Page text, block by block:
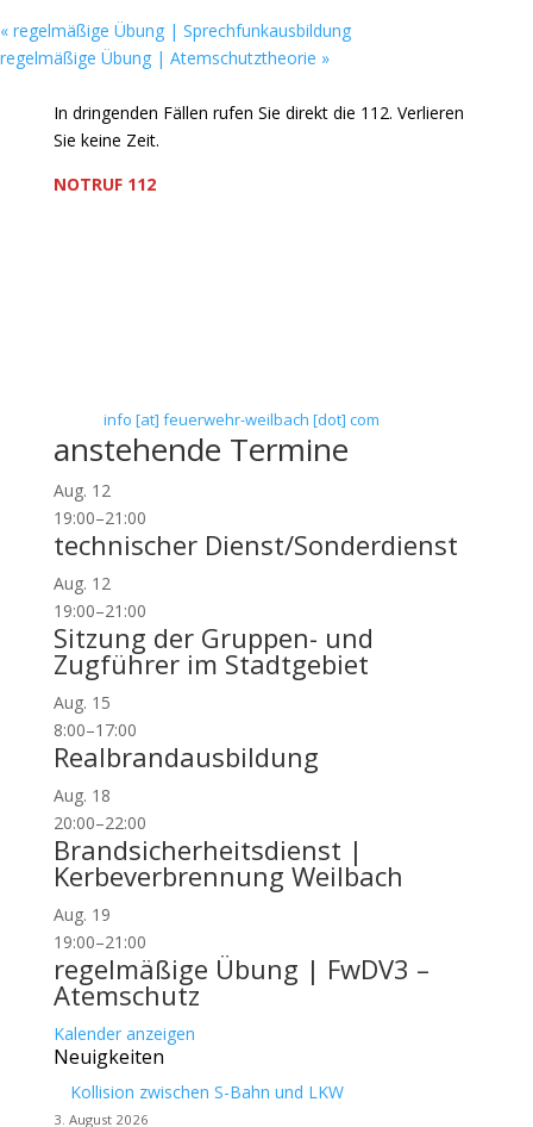
« regelmäßige Übung | Sprechfunkausbildung
regelmäßige Übung | Atemschutztheorie »
In dringenden Fällen rufen Sie direkt die 112. Verlieren
Sie keine Zeit.
NOTRUF 112
info [at] feuerwehr-weilbach [dot] com
anstehende Termine
Aug. 12
19:00–21:00
technischer Dienst/Sonderdienst
Aug. 12
19:00–21:00
Sitzung der Gruppen- und
Zugführer im Stadtgebiet
Aug. 15
8:00–17:00
Realbrandausbildung
Aug. 18
20:00–22:00
Brandsicherheitsdienst |
Kerbeverbrennung Weilbach
Aug. 19
19:00–21:00
regelmäßige Übung | FwDV3 –
Atemschutz
Kalender anzeigen
Neuigkeiten
Kollision zwischen S-Bahn und LKW
3. August 2026